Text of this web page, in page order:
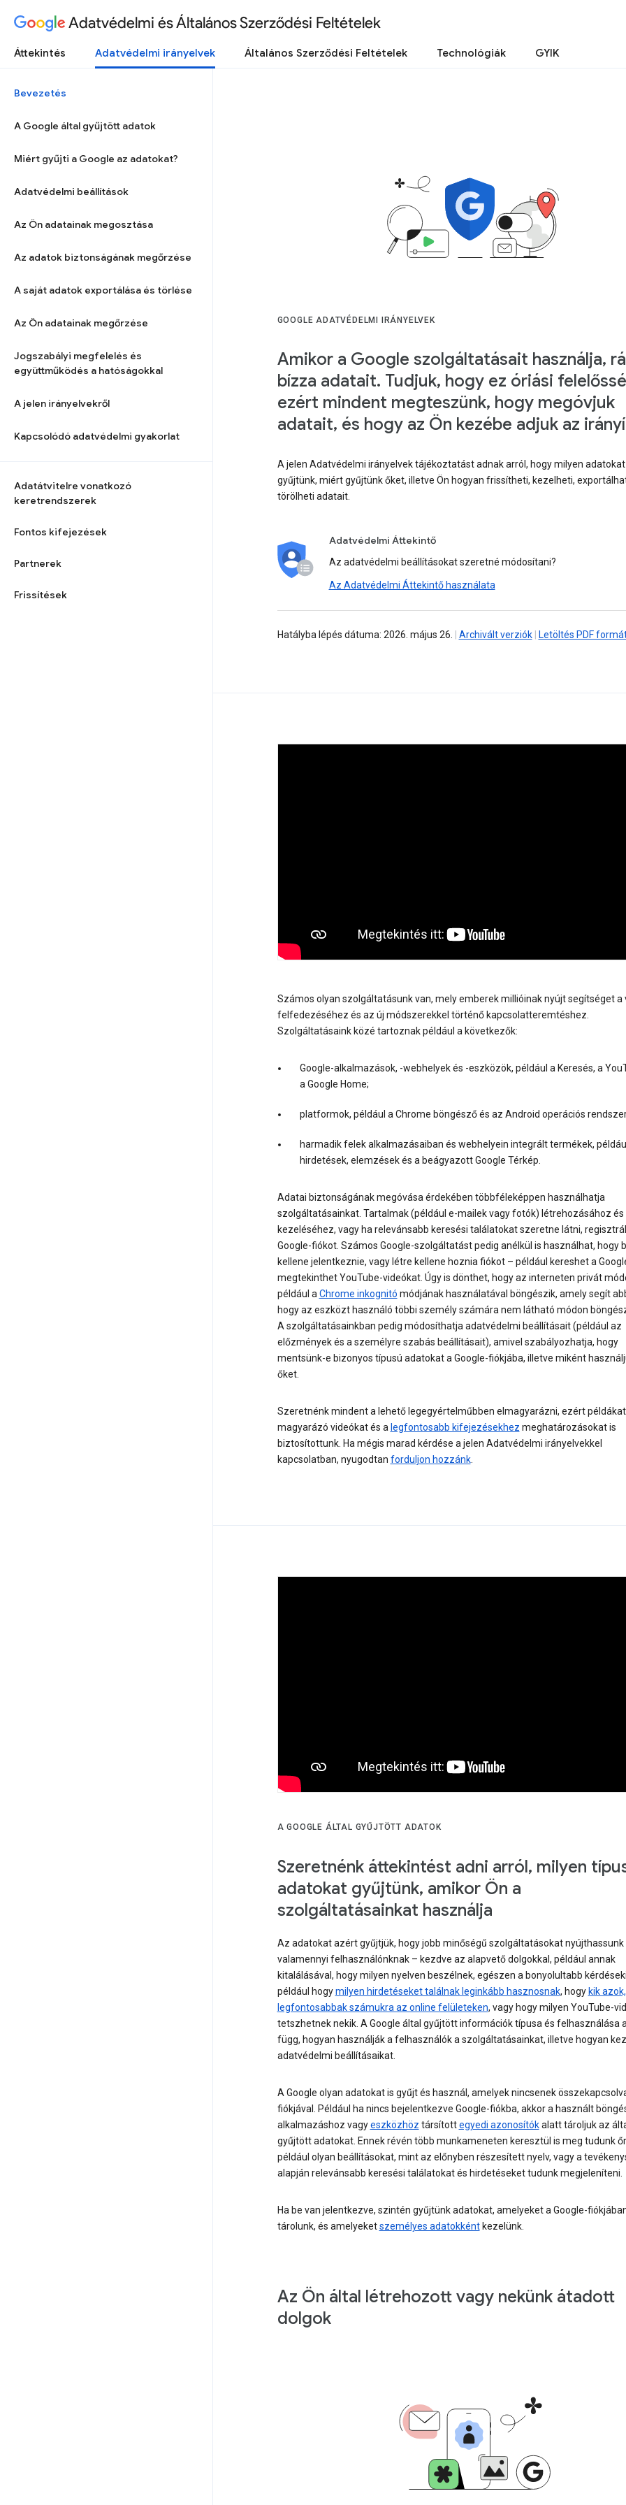
Adatvédelmi és Általános Szerződési Feltételek
Áttekintés Adatvédelmi irányelvek Általános Szerződési Feltételek Technológiák GYIK
Bevezetés
A Google által gyűjtött adatok
Miért gyűjti a Google az adatokat?
Adatvédelmi beállítások
Az Ön adatainak megosztása
Az adatok biztonságának megőrzése
A saját adatok exportálása és törlése
Az Ön adatainak megőrzése
Jogszabályi megfelelés és
együttműködés a hatóságokkal
A jelen irányelvekről
Kapcsolódó adatvédelmi gyakorlat
Adatátvitelre vonatkozó
keretrendszerek
Fontos kifejezések
Partnerek
Frissítések
GOOGLE ADATVÉDELMI IRÁNYELVEK
Amikor a Google szolgáltatásait használja,
bízza adatait. Tudjuk, hogy ez óriási
ezért mindent megteszünk, hogy megóvjuk
adatait, és hogy az Ön kezébe adjuk az
A jelen Adatvédelmi irányelvek tájékoztatást adnak arról, hogy milyen adatokat
gyűjtünk, miért gyűjtünk őket, illetve Ön hogyan frissítheti, kezelheti,
törölheti adatait.
Adatvédelmi Áttekintő
Az adatvédelmi beállításokat szeretné módosítani?
Az Adatvédelmi Áttekintő használata
Hatályba lépés dátuma: 2026. május 26. Archivált verziók Letöltés PDF
Számos olyan szolgáltatásunk van, mely emberek millióinak nyújt segítséget a
felfedezéséhez és az új módszerekkel történő kapcsolatteremtéshez.
Szolgáltatásaink közé tartoznak például a következők:
Google-alkalmazások, -webhelyek és -eszközök, például a Keresés, a
a Google Home;
platformok, például a Chrome böngésző és az Android operációs
harmadik felek alkalmazásaiban és webhelyein integrált termékek,
hirdetések, elemzések és a beágyazott Google Térkép.
Adatai biztonságának megóvása érdekében többféleképpen használhatja
szolgáltatásainkat. Tartalmak (például e-mailek vagy fotók) létrehozásához és
kezeléséhez, vagy ha relevánsabb keresési találatokat szeretne látni,
Google-fiókot. Számos Google-szolgáltatást pedig anélkül is használhat, hogy
kellene jelentkeznie, vagy létre kellene hoznia fiókot – például kereshet a
megtekinthet YouTube-videókat. Úgy is dönthet, hogy az interneten privát
például aChrome inkognitó módjának használatával böngészik, amely segít
hogy az eszközt használó többi személy számára nem látható módon
A szolgáltatásainkban pedig módosíthatja adatvédelmi beállításait (például az
előzmények és a személyre szabás beállításait), amivel szabályozhatja, hogy
mentsünk-e bizonyos típusú adatokat a Google-fiókjába, illetve miként
őket.
Szeretnénk mindent a lehető legegyértelműbben elmagyarázni, ezért
magyarázó videókat és a legfontosabb kifejezésekhez meghatározásokat is
biztosítottunk. Ha mégis marad kérdése a jelen Adatvédelmi irányelvekkel
kapcsolatban, nyugodtan forduljon hozzánk.
A GOOGLE ÁLTAL GYŰJTÖTT ADATOK
Szeretnénk áttekintést adni arról, milyen
adatokat gyűjtünk, amikor Ön a
szolgáltatásainkat használja
Az adatokat azért gyűjtjük, hogy jobb minőségű szolgáltatásokat nyújthassunk
valamennyi felhasználónknak – kezdve az alapvető dolgokkal, például annak
kitalálásával, hogy milyen nyelven beszélnek, egészen a bonyolultabb
például hogymilyen hirdetéseket találnak leginkább hasznosnak, hogy kik
legfontosabbak számukra az online felületeken, vagy hogy milyen YouTube-
tetszhetnek nekik. A Google által gyűjtött információk típusa és felhasználása
függ, hogyan használják a felhasználók a szolgáltatásainkat, illetve hogyan
adatvédelmi beállításaikat.
A Google olyan adatokat is gyűjt és használ, amelyek nincsenek
fiókjával. Például ha nincs bejelentkezve Google-fiókba, akkor a használt
alkalmazáshoz vagyeszközhöz társítottegyedi azonosítókalatt tároljuk az
gyűjtött adatokat. Ennek révén több munkameneten keresztül is meg tudunk
például olyan beállításokat, mint az előnyben részesített nyelv, vagy a
alapján relevánsabb keresési találatokat és hirdetéseket tudunk megjeleníteni.
Ha be van jelentkezve, szintén gyűjtünk adatokat, amelyeket a Google-
tárolunk, és amelyeketszemélyes adatokkéntkezelünk.
Az Ön által létrehozott vagy nekünk átadott
dolgok